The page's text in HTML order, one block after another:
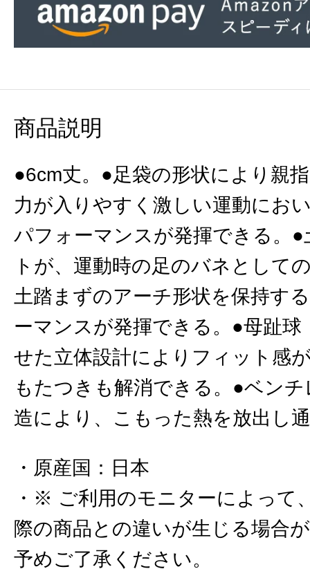
商品説明
●6cm丈。●足袋の形状により親
力が入りやすく激しい運動にお
パフォーマンスが発揮できる。
トが、運動時の足のバネとして
土踏まずのアーチ形状を保持す
ーマンスが発揮できる。●母趾球
せた立体設計によりフィット感
もたつきも解消できる。●ベン
造により、こもった熱を放出し
原産国 ： 日本
※ ご利用のモニターによって
際の商品との違いが生じる場合
予めご了承ください。